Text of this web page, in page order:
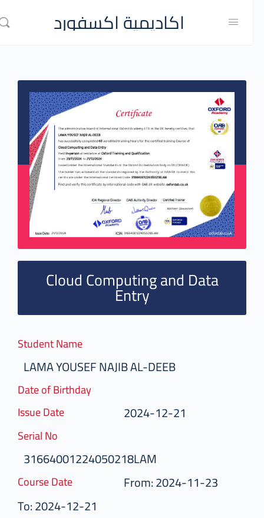
اكاديمية اكسفورد
Cloud Computing and Data
Entry
Student Name
LAMA YOUSEF NAJIB AL-DEEB
Date of Birthday
Issue Date
2024-12-21
Serial No
31664001224050218LAM
Course Date
From: 2024-11-23
To: 2024-12-21